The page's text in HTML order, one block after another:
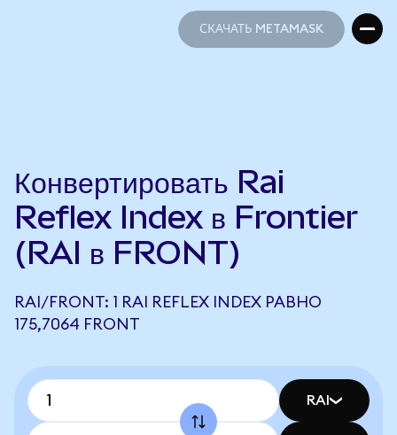
СКАЧАТЬ METAMASK
Конвертировать Rai
Reflex Index в Frontier
(RAI в FRONT)
RAI/FRONT: 1 RAI REFLEX INDEX РАВНО
175,7064 FRONT
RAI